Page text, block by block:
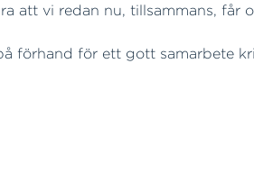
att vi redan nu, tillsammans, får
förhand för ett gott samarbete